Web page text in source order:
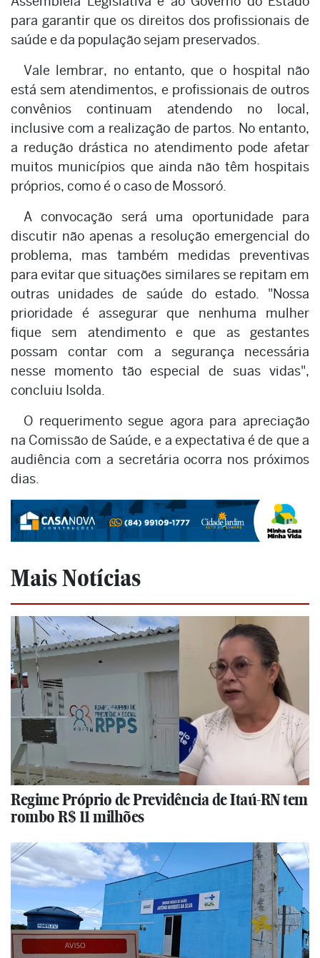
para garantir que os direitos dos profissionais de
saúde e da população sejam preservados.
Vale lembrar, no entanto, que o hospital não
está sem atendimentos, e profissionais de outros
convênios continuam atendendo no local,
inclusive com a realização de partos. No entanto,
a redução drástica no atendimento pode afetar
muitos municípios que ainda não têm hospitais
próprios, como é o caso de Mossoró.
A convocação será uma oportunidade para
discutir não apenas a resolução emergencial do
problema, mas também medidas preventivas
para evitar que situações similares se repitam em
outras unidades de saúde do estado. "Nossa
prioridade é assegurar que nenhuma mulher
fique sem atendimento e que as gestantes
possam contar com a segurança necessária
nesse momento tão especial de suas vidas",
concluiu Isolda.
O requerimento segue agora para apreciação
na Comissão de Saúde, e a expectativa é de que a
audiência com a secretária ocorra nos próximos
dias.
Mais Notícias
Regime Próprio de Previdência de Itaú-RN tem
rombo R$ 11 milhões